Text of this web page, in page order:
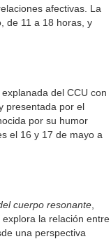
afectivas. La
de 11 a 18 horas, y
del CCU con
presentada por el
por su humor
el 16 y 17 de mayo a
cuerpo resonante
la relación entre
una perspectiva